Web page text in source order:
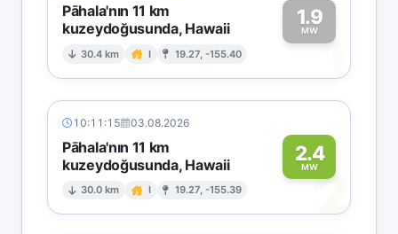
Pāhala'nın 11 km
kuzeydoğusunda, Hawaii
30.4 km I 19.27, -155.40
1.9
MW1
10:11:15 03.08.2026
Pāhala'nın 11 km
kuzeydoğusunda, Hawaii
30.0 km I 19.27, -155.39
2.4
MW2